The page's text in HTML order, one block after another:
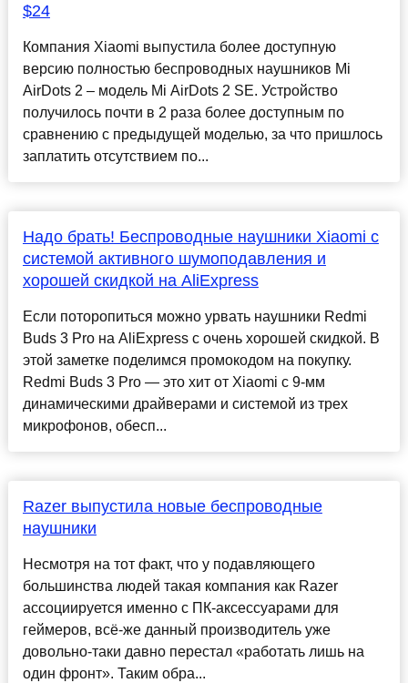
$24
Компания Xiaomi выпустила более доступную
версию полностью беспроводных наушников Mi
AirDots 2 – модель Mi AirDots 2 SE. Устройство
получилось почти в 2 раза более доступным по
сравнению с предыдущей моделью, за что пришлось
заплатить отсутствием по...
Надо брать! Беспроводные наушники Xiaomi с
системой активного шумоподавления и
хорошей скидкой на AliExpress
Если поторопиться можно урвать наушники Redmi
Buds 3 Pro на AliExpress с очень хорошей скидкой. В
этой заметке поделимся промокодом на покупку.
Redmi Buds 3 Pro — это хит от Xiaomi с 9-мм
динамическими драйверами и системой из трех
микрофонов, обесп...
Razer выпустила новые беспроводные
наушники
Несмотря на тот факт, что у подавляющего
большинства людей такая компания как Razer
ассоциируется именно с ПК-аксессуарами для
геймеров, всё-же данный производитель уже
довольно-таки давно перестал «работать лишь на
один фронт». Таким обра...